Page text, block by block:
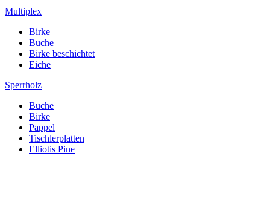
Multiplex
Birke
Buche
Birke beschichtet
Eiche
Sperrholz
Buche
Birke
Pappel
Tischlerplatten
Elliotis Pine